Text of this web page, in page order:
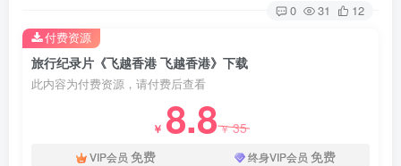
0 31 12
旅行纪录片《飞越香港 飞越香港》下载
此内容为付费资源，请付费后查看
￥ 8.8￥35
VIP会员 免费 终身VIP会员 免费
付费资源